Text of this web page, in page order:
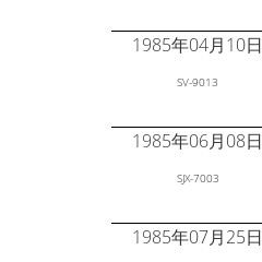
1985年04月10日
SV-9013
1985年06月08日
SJX-7003
1985年07月25日